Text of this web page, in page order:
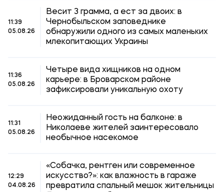
11:39
05.08.26
Весит 3 грамма, а ест за двоих: в
Чернобыльском заповеднике
обнаружили одного из самых маленьких
млекопитающих Украины
11:36
05.08.26
Четыре вида хищников на одном
карьере: в Броварском районе
зафиксировали уникальную охоту
11:31
05.08.26
Неожиданный гость на балконе: в
Николаеве жителей заинтересовало
необычное насекомое
12:29
04.08.26
«Собачка, рентген или современное
искусство?»: как влажность в гараже
превратила спальный мешок жительницы